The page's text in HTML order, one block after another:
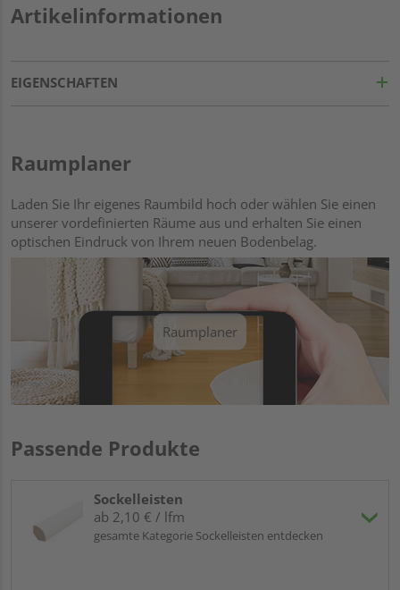
Artikelinformationen
EIGENSCHAFTEN
Raumplaner
Laden Sie Ihr eigenes Raumbild hoch oder wählen Sie einen
unserer vordefinierten Räume aus und erhalten Sie einen
optischen Eindruck von Ihrem neuen Bodenbelag.
Raumplaner
Passende Produkte
Sockelleisten
ab 2,10 € / lfm
gesamte Kategorie Sockelleisten entdecken